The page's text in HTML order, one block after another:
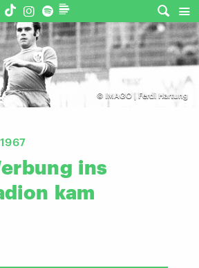
© IMAGO | Ferdi Hartung
ins
kam